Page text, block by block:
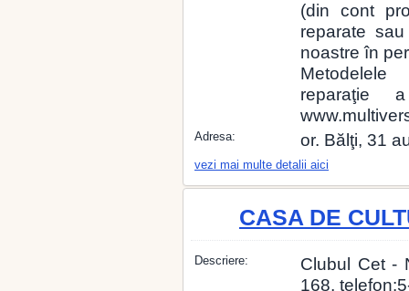
(din cont
reparate
noastre în
reparaţie
Adresa: or. Bălţi, 31
vezi mai multe detalii aici
CASA DE
Descriere:
Clubul Cet -
168,